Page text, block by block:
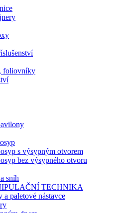
foliovníky
s výsypným otvorem
bez výsypného otvoru
sníh
TECHNIKA
paletové nástavce